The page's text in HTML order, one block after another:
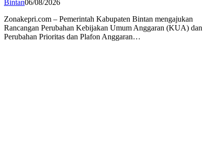
Bintan06/08/2026
Zonakepri.com – Pemerintah Kabupaten Bintan mengajukan
Rancangan Perubahan Kebijakan Umum Anggaran (KUA) dan
Perubahan Prioritas dan Plafon Anggaran…